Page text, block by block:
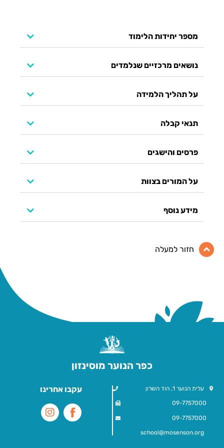
מספר יחידות הלימוד
נושאים מרכזיים שנלמדים
על תהליך הלמידה
תנאי קבלה
פרסים והישגים
על המורים בצוות
מידע נוסף
חזור למעלה
כפר הנוער מוסינזון
עלית הנוער 1, הוד השרון
09-7757000
09-7757000
school@mosenson.org
עקבו אחרינו